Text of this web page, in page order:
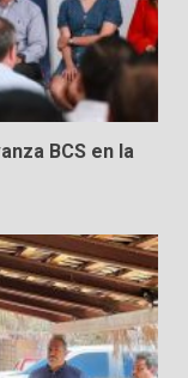
BCS en la